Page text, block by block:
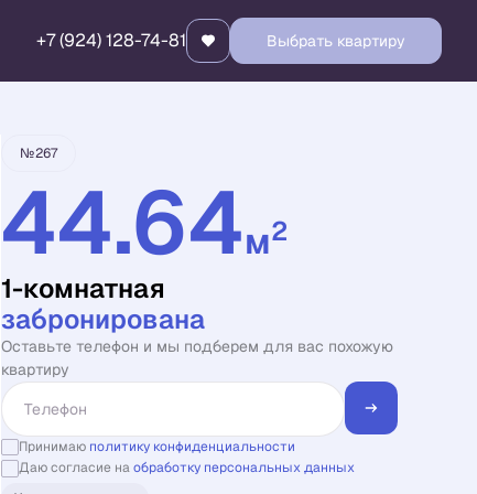
+7 (924) 128-74-81 Выбрать квартиру
Квартира забронирована
№267
44.64м2
1-комнатная
забронирована
Оставьте телефон и мы подберем для вас похожую
квартиру
Принимаю политику конфиденциальности
Даю согласие наобработку персональных данных